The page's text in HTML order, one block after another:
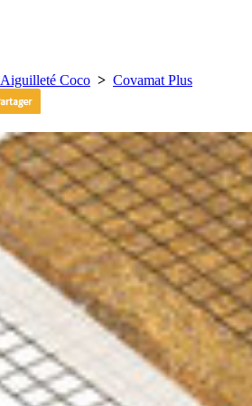
Aiguilleté Coco > Covamat Plus